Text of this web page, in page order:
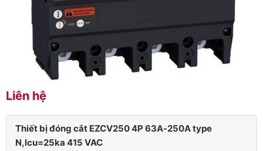
Liên hệ
Thiết bị đóng cắt EZCV250 4P 63A-250A type
N,lcu=25ka 415 VAC